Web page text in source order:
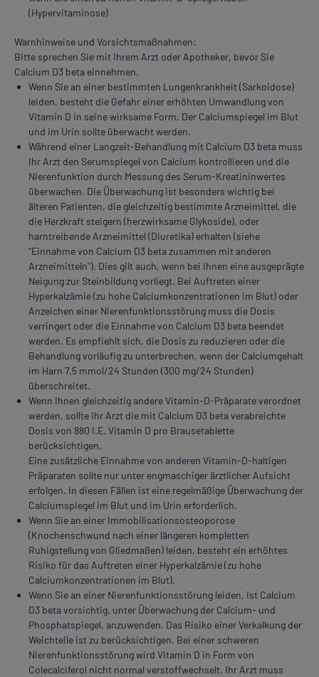
(Hypervitaminose)
Warnhinweise und Vorsichtsmaßnahmen:
Bitte sprechen Sie mit Ihrem Arzt oder Apotheker, bevor Sie
Calcium D3 beta einnehmen.
Wenn Sie an einer bestimmten Lungenkrankheit (Sarkoidose)
leiden, besteht die Gefahr einer erhöhten Umwandlung von
Vitamin D in seine wirksame Form. Der Calciumspiegel im Blut
und im Urin sollte überwacht werden.
Während einer Langzeit-Behandlung mit Calcium D3 beta muss
Ihr Arzt den Serumspiegel von Calcium kontrollieren und die
Nierenfunktion durch Messung des Serum-Kreatininwertes
überwachen. Die Überwachung ist besonders wichtig bei
älteren Patienten, die gleichzeitig bestimmte Arzneimittel, die
die Herzkraft steigern (herzwirksame Glykoside), oder
harntreibende Arzneimittel (Diuretika) erhalten (siehe
"Einnahme von Calcium D3 beta zusammen mit anderen
Arzneimitteln"). Dies gilt auch, wenn bei Ihnen eine ausgeprägte
Neigung zur Steinbildung vorliegt. Bei Auftreten einer
Hyperkalzämie (zu hohe Calciumkonzentrationen im Blut) oder
Anzeichen einer Nierenfunktionsstörung muss die Dosis
verringert oder die Einnahme von Calcium D3 beta beendet
werden. Es empfiehlt sich, die Dosis zu reduzieren oder die
Behandlung vorläufig zu unterbrechen, wenn der Calciumgehalt
im Harn 7,5 mmol/24 Stunden (300 mg/24 Stunden)
überschreitet.
Wenn Ihnen gleichzeitig andere Vitamin-D-Präparate verordnet
werden, sollte Ihr Arzt die mit Calcium D3 beta verabreichte
Dosis von 880 I.E. Vitamin D pro Brausetablette
berücksichtigen.
Eine zusätzliche Einnahme von anderen Vitamin-D-haltigen
Präparaten sollte nur unter engmaschiger ärztlicher Aufsicht
erfolgen. In diesen Fällen ist eine regelmäßige Überwachung der
Calciumspiegel im Blut und im Urin erforderlich.
Wenn Sie an einer Immobilisationsosteoporose
(Knochenschwund nach einer längeren kompletten
Ruhigstellung von Gliedmaßen) leiden, besteht ein erhöhtes
Risiko für das Auftreten einer Hyperkalzämie (zu hohe
Calciumkonzentrationen im Blut).
Wenn Sie an einer Nierenfunktionsstörung leiden, ist Calcium
D3 beta vorsichtig, unter Überwachung der Calcium- und
Phosphatspiegel, anzuwenden. Das Risiko einer Verkalkung der
Weichteile ist zu berücksichtigen. Bei einer schweren
Nierenfunktionsstörung wird Vitamin D in Form von
Colecalciferol nicht normal verstoffwechselt. Ihr Arzt muss